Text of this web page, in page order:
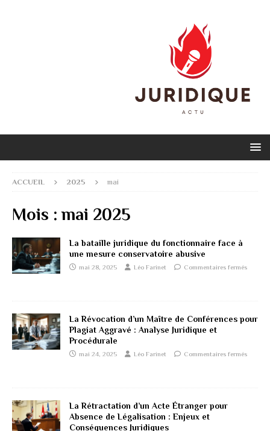
ACCUEIL 2025 mai
Mois :mai 2025
La bataille juridique du fonctionnaire face à
une mesure conservatoire abusive
mai 28, 2025 Léo Farinet Commentaires fermés
La Révocation d’un Maître de Conférences pour
Plagiat Aggravé : Analyse Juridique et
Procédurale
mai 24, 2025 Léo Farinet Commentaires fermés
La Rétractation d’un Acte Étranger pour
Absence de Légalisation : Enjeux et
Conséquences Juridiques